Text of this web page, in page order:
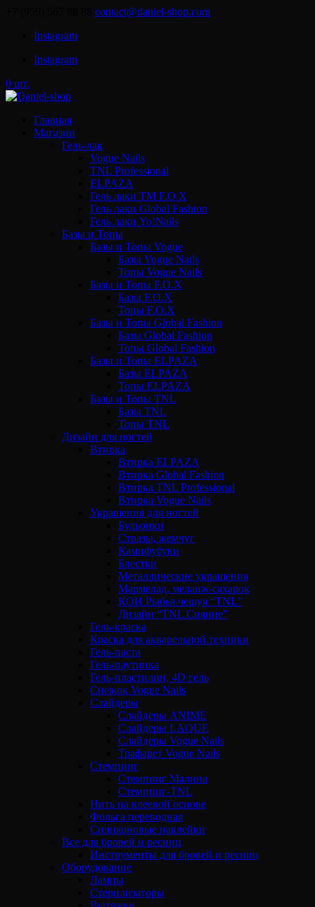
contact@daniel-shop.com
Instagram
Instagram
0 шт.
Главная
Магазин
Гель-лак
Vogue Nails
TNL Professional
ELPAZA
Гель лаки ТМ F.O.X
Гель лаки Global Fashion
Гель лаки Yo!Nails
Базы и Топы
Базы и Топы Vogue
Базы Vogue Nails
Топы Vogue Nails
Базы и Топы F.O.X
Базы F.O.X
Топы F.O.X
Базы и Топы Global Fashion
Базы Global Fashion
Топы Global Fashion
Базы и Топы ELPAZA
Базы ELPAZA
Топы ELPAZA
Базы и Топы TNL
Базы TNL
Топы TNL
Дизайн для ногтей
Втирка
Втирка ELPAZA
Втирка Global Fashion
Втирка TNL Professional
Втирка Vogue Nails
Украшения для ногтей
Бульонки
Стразы, жемчуг
Камифубуки
Блестки
Металлические украшения
Мармелад, меланж-сахарок
КОИ Рыбья чешуя “TNL”
Дизайн “TNL Сияние”
Гель-краска
Краска для акварельной техники
Гель-паста
Гель-паутинка
Гель-пластилин, 4D гель
Снежок Vogue Nails
Слайдеры
Слайдеры ANIME
Слайдеры LAQUE
Слайдеры Vogue Nails
Трафарет Vogue Nails
Стемпинг
Стемпинг Малина
Стемпинг-TNL
Нить на клеевой основе
Фольга переводная
Силиконовые наклейки
Все для бровей и ресниц
Инструменты для бровей и ресниц
Оборудование
Лампы
Стерилизаторы